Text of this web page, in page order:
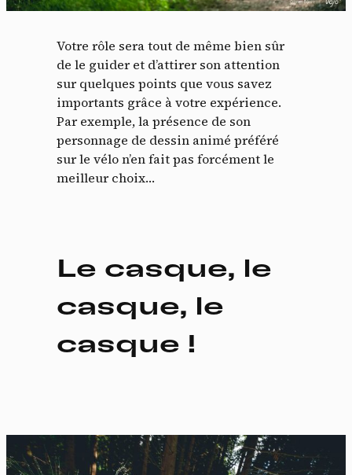
Votre rôle sera tout de même bien sûr
de le guider et d’attirer son attention
sur quelques points que vous savez
importants grâce à votre expérience.
Par exemple, la présence de son
personnage de dessin animé préféré
sur le vélo n’en fait pas forcément le
meilleur choix…
Le casque, le
casque, le
casque !